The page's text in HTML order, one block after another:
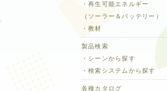
・再生可能エネルギー
（ソーラー＆バッテリー）
・教材
製品検索
・シーンから探す
・検索システムから探す
各種カタログ